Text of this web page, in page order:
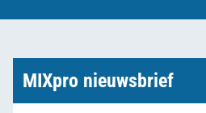
Marktcijfers
MIXpro nieuwsbrief